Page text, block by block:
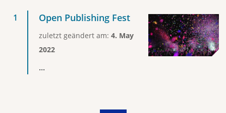
Open Publishing Fest
zuletzt geändert am: 4. May
2022
...